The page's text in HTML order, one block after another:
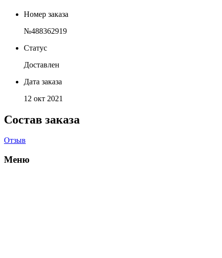
Номер заказа
№488362919
Статус
Доставлен
Дата заказа
12 окт 2021
Состав заказа
Отзыв
Меню